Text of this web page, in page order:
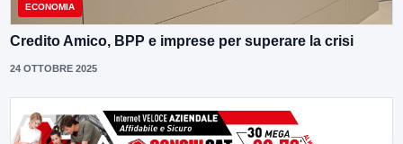
ECONOMIA
Credito Amico, BPP e imprese per superare la crisi
24 OTTOBRE 2025